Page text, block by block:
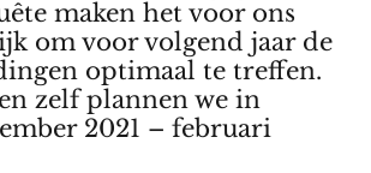
maken het voor ons
om voor volgend jaar de
optimaal te treffen.
zelf plannen we in
2021 – februari